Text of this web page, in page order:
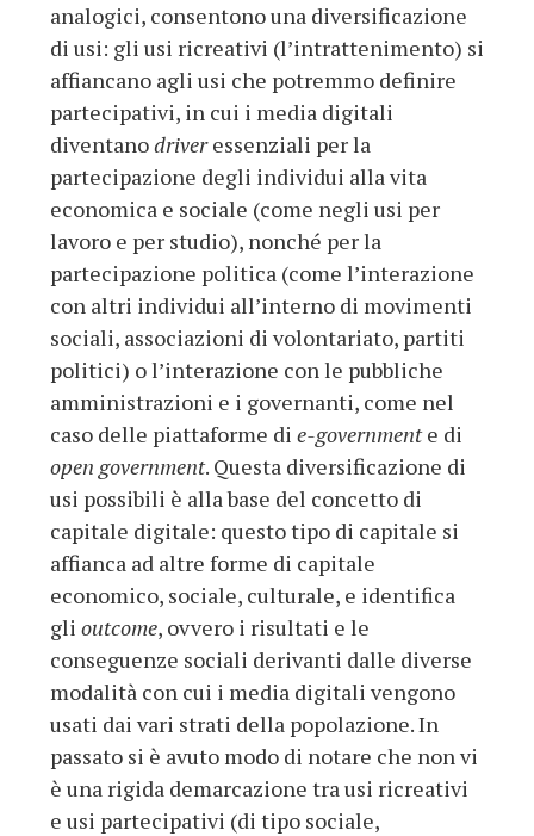
analogici, consentono una diversificazione
di usi: gli usi ricreativi (l’intrattenimento) si
affiancano agli usi che potremmo definire
partecipativi, in cui i media digitali
diventanodriveressenziali per la
partecipazione degli individui alla vita
economica e sociale (come negli usi per
lavoro e per studio), nonché per la
partecipazione politica (come l’interazione
con altri individui all’interno di movimenti
sociali, associazioni di volontariato, partiti
politici) o l’interazione con le pubbliche
amministrazioni e i governanti, come nel
caso delle piattaforme di e-governmente di
open government. Questa diversificazione di
usi possibili è alla base del concetto di
capitale digitale: questo tipo di capitale si
affianca ad altre forme di capitale
economico, sociale, culturale, e identifica
gli outcome, ovvero i risultati e le
conseguenze sociali derivanti dalle diverse
modalità con cui i media digitali vengono
usati dai vari strati della popolazione. In
passato si è avuto modo di notare che non vi
è una rigida demarcazione tra usi ricreativi
e usi partecipativi (di tipo sociale,